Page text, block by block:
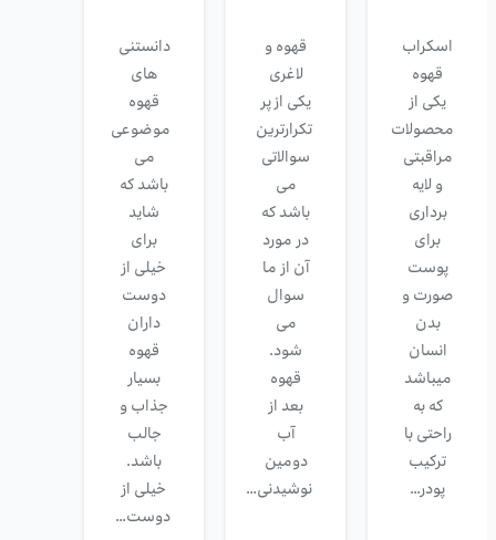
اسکراب
قهوه
یکی از
محصولات
مراقبتی
و لایه
برداری
برای
پوست
صورت و
بدن
انسان
میباشد
که به
راحتی با
ترکیب
پودر…
قهوه و
لاغری
یکی از پر
تکرارترین
سوالاتی
می
باشد که
در مورد
آن از ما
سوال
می
شود.
قهوه
بعد از
آب
دومین
نوشیدنی…
دانستنی
های
قهوه
موضوعی
می
باشد که
شاید
برای
خیلی از
دوست
داران
قهوه
بسیار
جذاب و
جالب
باشد.
خیلی از
دوست…